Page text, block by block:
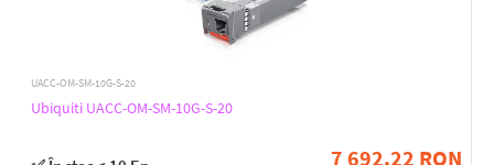
UACC-OM-SM-10G-S-20
Ubiquiti UACC-OM-SM-10G-S-20
7 692.22 RON